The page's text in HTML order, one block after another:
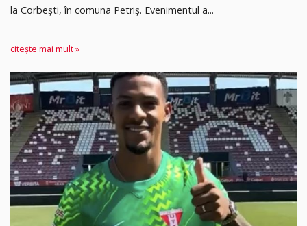
la Corbești, în comuna Petriș. Evenimentul a...
citește mai mult »